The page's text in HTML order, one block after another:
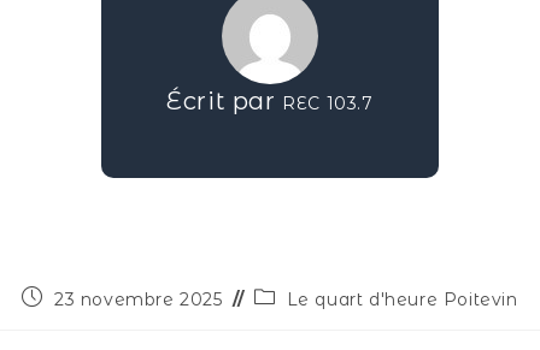
Écrit par REC 103.7
23 novembre 2025 Le quart d'heure Poitevin